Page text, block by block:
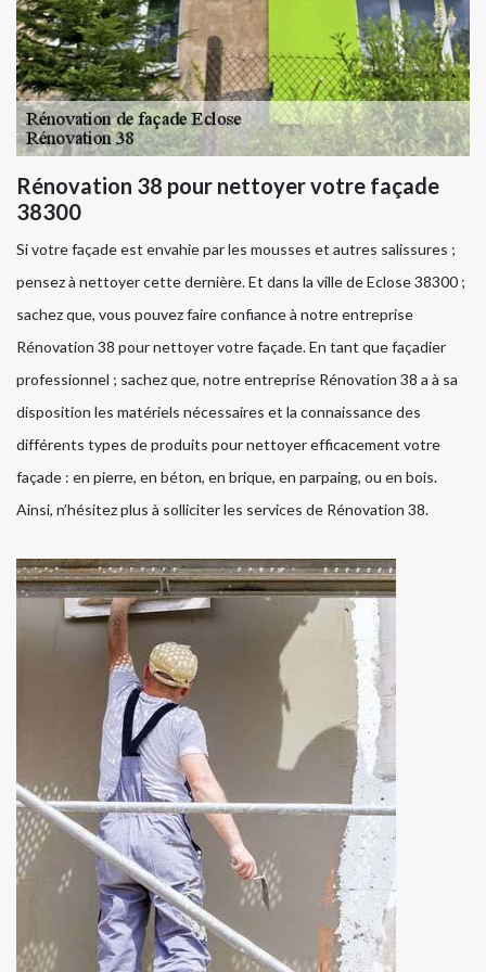
Rénovation 38 pour nettoyer votre façade
38300
Si votre façade est envahie par les mousses et autres salissures ;
pensez à nettoyer cette dernière. Et dans la ville de Eclose 38300 ;
sachez que, vous pouvez faire confiance à notre entreprise
Rénovation 38 pour nettoyer votre façade. En tant que façadier
professionnel ; sachez que, notre entreprise Rénovation 38 a à sa
disposition les matériels nécessaires et la connaissance des
différents types de produits pour nettoyer efficacement votre
façade : en pierre, en béton, en brique, en parpaing, ou en bois.
Ainsi, n’hésitez plus à solliciter les services de Rénovation 38.